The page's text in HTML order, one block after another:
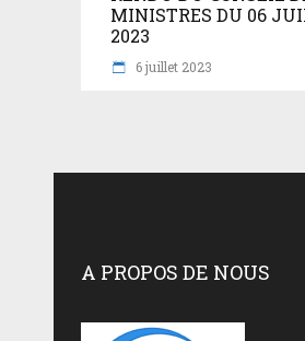
MINISTRES DU 06
2023
6 juillet 2023
A PROPOS DE NOUS